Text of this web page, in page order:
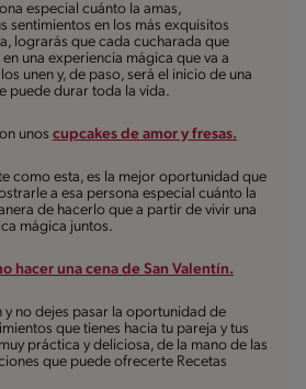
especial cuánto la amas,
sentimientos en los más exquisitos
lograrás que cada cucharada que
una experiencia mágica que va a
unen y, de paso, será el inicio de una
puede durar toda la vida.
unos cupcakes de amor y fresas.
como esta, es la mejor oportunidad que
a esa persona especial cuánto la
de hacerlo que a partir de vivir una
mágica juntos.
hacer una cena de San Valentín.
y no dejes pasar la oportunidad de
que tienes hacia tu pareja y tus
práctica y deliciosa, de la mano de las
que puede ofrecerte Recetas